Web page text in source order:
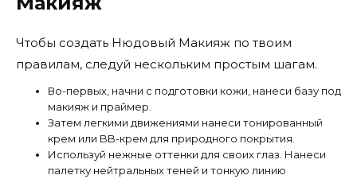
Чтобы создать Нюдовый Макияж по твоим
правилам, следуй нескольким простым шагам.
Во-первых, начни с подготовки кожи, нанеси базу под
макияж и праймер.
Затем легкими движениями нанеси тонированный
крем или BB-крем для природного покрытия.
Используй нежные оттенки для своих глаз. Нанеси
палетку нейтральных теней и тонкую линию